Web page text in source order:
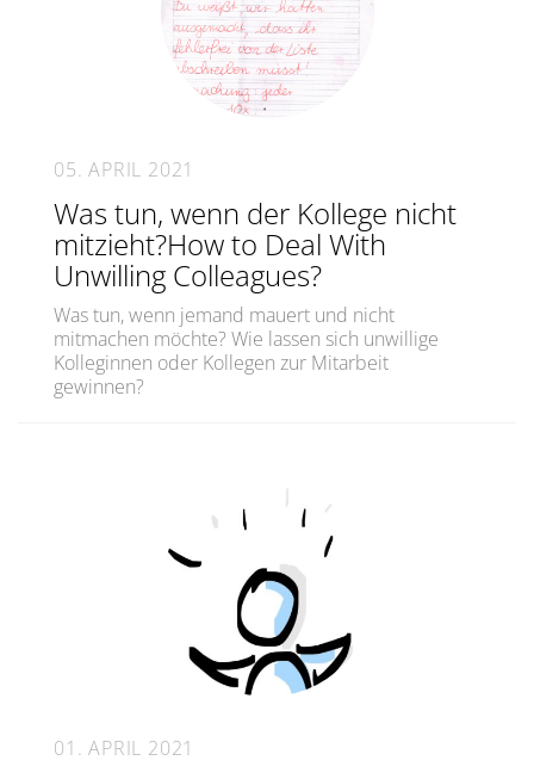
05. APRIL 2021
Was tun, wenn der Kollege nicht
mitzieht?How to Deal With
Unwilling Colleagues?
Was tun, wenn jemand mauert und nicht
mitmachen möchte? Wie lassen sich unwillige
Kolleginnen oder Kollegen zur Mitarbeit
gewinnen?
01. APRIL 2021